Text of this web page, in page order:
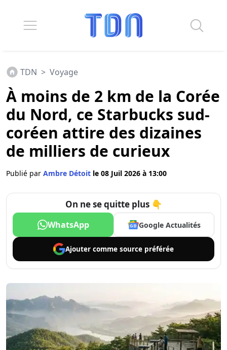
TDN > Voyage
À moins de 2 km de la Corée
du Nord, ce Starbucks sud-
coréen attire des dizaines
de milliers de curieux
Publié par Ambre Détoit le 08 Juil 2026 à 13:00
On ne se quitte plus 👇
WhatsApp Google Actualités
Ajouter comme source préférée